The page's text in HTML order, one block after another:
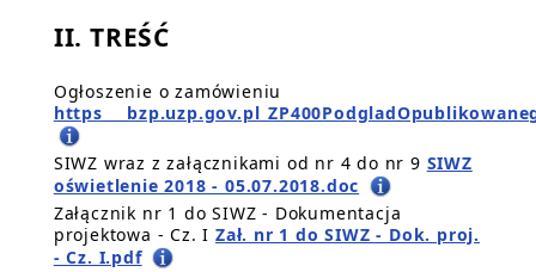
II. TREŚĆ
Ogłoszenie o zamówieniu
SIWZ wraz z załącznikami od nr 4 do nr 9 SIWZ
oświetlenie 2018 - 05.07.2018.doc
Załącznik nr 1 do SIWZ - Dokumentacja
projektowa - Cz. I Zał. nr 1 do SIWZ - Dok. proj.
- Cz. I.pdf